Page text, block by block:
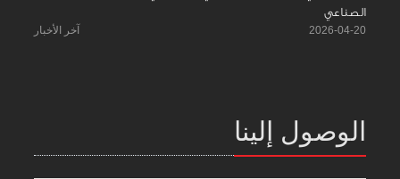
الصناعي
2026-04-20 آخر الأخبار
الوصول إلينا